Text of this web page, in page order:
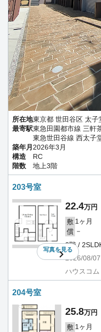
所在地東京都 世田谷区 太子
最寄駅東急田園都市線 三軒
東急世田谷線 西太子
築年月 2026年3月
構造
RC
階数
地上3階
203号室
写真を見る
22.4万円
敷 1ヶ月
償 －
2階 /
2026/08/07
ハウスコ
204号室
25.8万円
敷 1ヶ月